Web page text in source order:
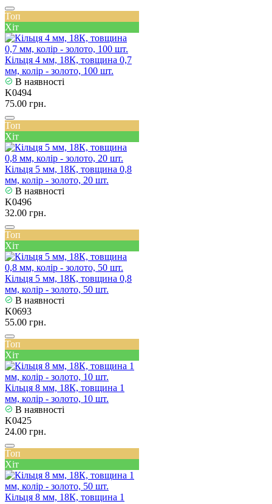
Топ
Хіт
Кільця 4 мм, 18К, товщина 0,7
мм, колір - золото, 100 шт.
В наявності
K0494
75.00 грн.
Топ
Хіт
Кільця 5 мм, 18К, товщина 0,8
мм, колір - золото, 20 шт.
В наявності
K0496
32.00 грн.
Топ
Хіт
Кільця 5 мм, 18К, товщина 0,8
мм, колір - золото, 50 шт.
В наявності
K0693
55.00 грн.
Топ
Хіт
Кільця 8 мм, 18К, товщина 1
мм, колір - золото, 10 шт.
В наявності
K0425
24.00 грн.
Топ
Хіт
Кільця 8 мм, 18К, товщина 1